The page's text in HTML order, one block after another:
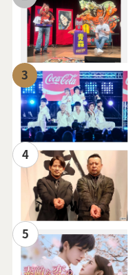
3
4
5